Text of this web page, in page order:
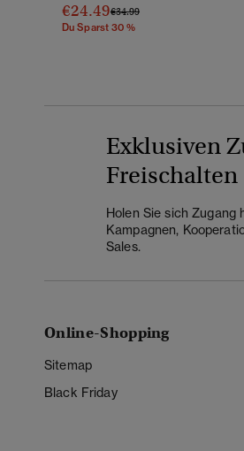
€24.49Preis Wurde Reduziert Von
€34.99Bis
Du Sparst 30 %
Exklusiven
Freischalten
Holen Sie sich Zugang
Kampagnen,
Sales.
Online-Shopping
Sitemap
Black Friday